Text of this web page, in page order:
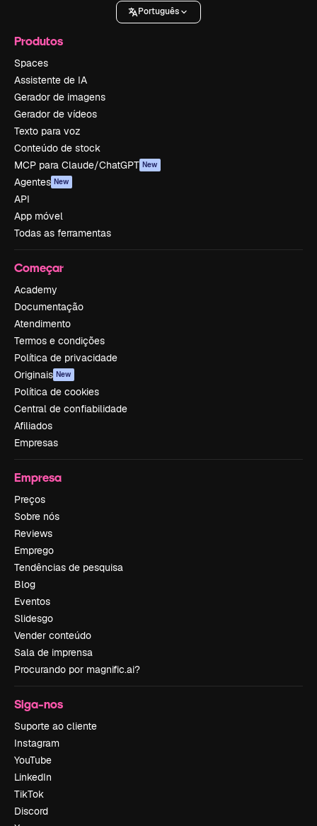
Português
Produtos
Spaces
Assistente de IA
Gerador de imagens
Gerador de vídeos
Texto para voz
Conteúdo de stock
MCP para Claude/ChatGPT New
Agentes New
API
App móvel
Todas as ferramentas
Começar
Academy
Documentação
Atendimento
Termos e condições
Política de privacidade
Originais New
Política de cookies
Central de confiabilidade
Afiliados
Empresas
Empresa
Preços
Sobre nós
Reviews
Emprego
Tendências de pesquisa
Blog
Eventos
Slidesgo
Vender conteúdo
Sala de imprensa
Procurando por magnific.ai?
Siga-nos
Suporte ao cliente
Instagram
YouTube
LinkedIn
TikTok
Discord